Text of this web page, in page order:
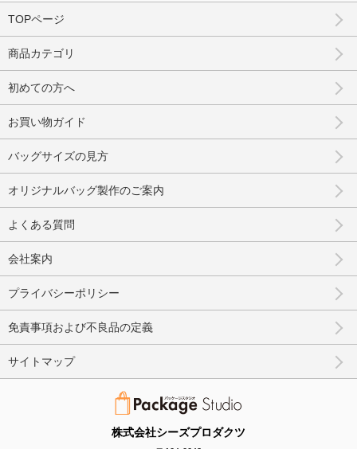
株式会社シーズプロダクツ
TOPページ
商品カテゴリ
初めての方へ
お買い物ガイド
バッグサイズの見方
オリジナルバッグ製作のご案内
よくある質問
会社案内
プライバシーポリシー
免責事項および不良品の定義
サイトマップ